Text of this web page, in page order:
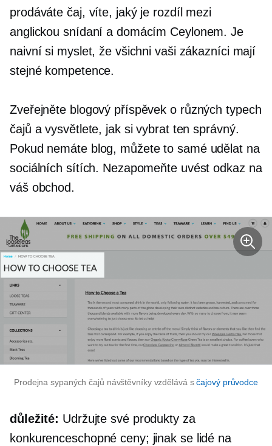
prodáváte čaj, víte, jaký je rozdíl mezi
anglickou snídaní a domácím Ceylonem. Je
naivní si myslet, že všichni vaši zákazníci mají
stejné kompetence.
Zveřejněte blogový příspěvek o různých typech
čajů a vysvětlete, jak si vybrat ten správný.
Pokud nemáte blog, můžete to samé udělat na
sociálních sítích. Nezapomeňte uvést odkaz na
váš obchod.
Prodejna sypaných čajů návštěvníky vzdělává sčajový průvodce
důležité: Udržujte své produkty za
konkurenceschopné ceny; jinak se lidé na